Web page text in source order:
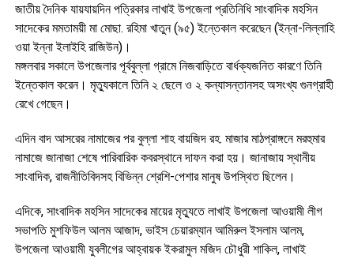
জাতীয় দৈনিক যায়যায়দিন পত্রিকার লাখাই উপজেলা প্রতিনিধি সাংবাদিক মহসিন
সাদেকের মমতাময়ী মা মোছা. রহিমা খাতুন (৯৫) ইন্তেকাল করেছেন (ইন্না-লিল্লাহি
ওয়া ইন্না ইলাইহি রাজিউন)।
মঙ্গলবার সকালে উপজেলার পূর্ববুল্লা গ্রামে নিজবাড়িতে বার্ধক্যজনিত কারণে তিনি
ইন্তেকাল করেন। মৃত্যুকালে তিনি ২ ছেলে ও ২ কন্যাসন্তানসহ অসংখ্য গুনগ্রাহী
রেখে গেছেন।
এদিন বাদ আসরের নামাজের পর বুল্লা শাহ বায়জিদ রহ. মাজার মাঠপ্রাঙ্গনে মরহুমার
নামাজে জানাজা শেষে পারিবারিক কবরস্থানে দাফন করা হয়। জানাজায় স্থানীয়
সাংবাদিক, রাজনীতিবিদসহ বিভিন্ন শ্রেশি-পেশার মানুষ উপস্থিত ছিলেন।
এদিকে, সাংবাদিক মহসিন সাদেকের মায়ের মৃত্যুতে লাখাই উপজেলা আওয়ামী লীগ
সভাপতি মুশফিউল আলম আজাদ, ভাইস চেয়ারম্যান আমিরুল ইসলাম আলম,
উপজেলা আওয়ামী যুবলীগের আহ্বায়ক ইকরামুল মজিদ চৌধুরী শাকিল, লাখাই